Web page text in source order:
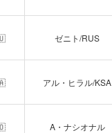
ゼニト/RUS
アル・ヒラル/KSA
A・ナシオナル